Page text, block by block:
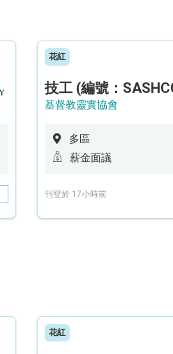
花紅
基督教靈實協會
多區
薪金面議
刊登於 17小時前
花紅